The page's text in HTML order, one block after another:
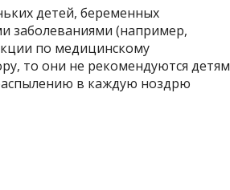
детей, беременных
заболеваниями (например,
по медицинскому
то они не рекомендуются детям
в каждую ноздрю